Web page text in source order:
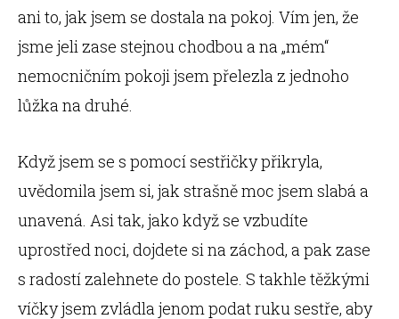
ani to, jak jsem se dostala na pokoj. Vím jen, že
jsme jeli zase stejnou chodbou a na „mém“
nemocničním pokoji jsem přelezla z jednoho
lůžka na druhé.
Když jsem se s pomocí sestřičky přikryla,
uvědomila jsem si, jak strašně moc jsem slabá a
unavená. Asi tak, jako když se vzbudíte
uprostřed noci, dojdete si na záchod, a pak zase
s radostí zalehnete do postele. S takhle těžkými
víčky jsem zvládla jenom podat ruku sestře, aby